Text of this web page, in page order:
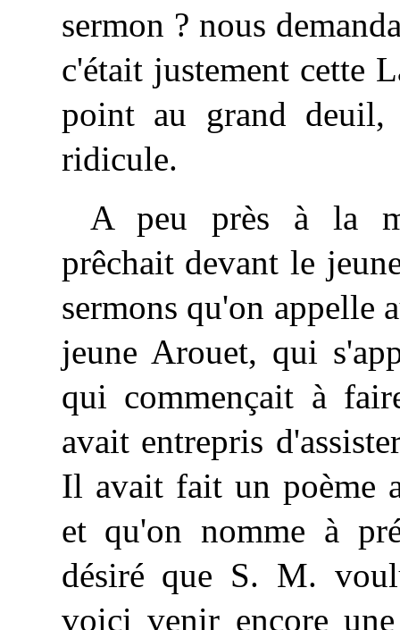
sermon ? nous
c'était justement cette
point au grand
ridicule.
A peu près à la
prêchait devant le
sermons qu'on appelle
jeune Arouet, qui
qui commençait à
avait entrepris
Il avait fait un poème
et qu'on nomme à
désiré que S. M.
voici venir encore